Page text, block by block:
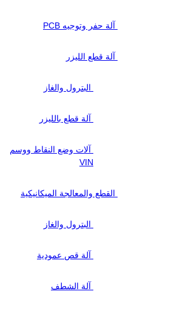
آلة حفر وتوجيه PCB
آلة قطع الليزر
البترول والغاز
آلة قطع بالليزر
آلات وضع النقاط ووسم
VIN
القطع والمعالجة الميكانيكية
البترول والغاز
آلة قص عمودية
آلة الشطف